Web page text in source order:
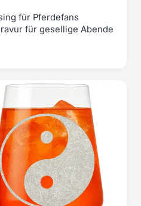
für Pferdefans
für gesellige Abende